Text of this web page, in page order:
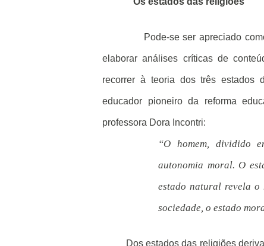
Pode-se ser apreciado
elaborar análises críticas de
recorrer à teoria dos três estados
educador pioneiro da reforma
professora Dora Incontri:
“O homem, dividido
autonomia moral. O
estado natural revela o
sociedade, o estado
Dos estados das religiões